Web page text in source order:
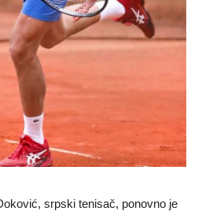
srpski tenisač, ponovno je